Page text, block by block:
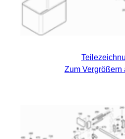
Zum Vergrößern